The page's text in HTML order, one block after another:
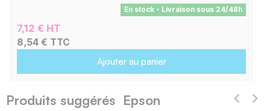
En stock - Livraison sous 24/48h
7,12 € HT
8,54 € TTC
Ajouter au panier
Produits suggérés Epson